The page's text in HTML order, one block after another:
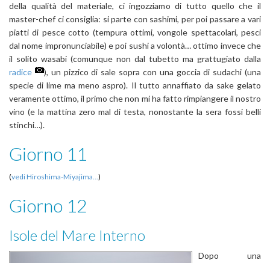
della qualità del materiale, ci ingozziamo di tutto quello che il
master-chef ci consiglia: si parte con sashimi, per poi passare a vari
piatti di pesce cotto (tempura ottimi, vongole spettacolari, pesci
dal nome impronunciabile) e poi sushi a volontà… ottimo invece che
il solito wasabi (comunque non dal tubetto ma grattugiato dalla
radice
), un pizzico di sale sopra con una goccia di sudachi (una
specie di lime ma meno aspro). Il tutto annaffiato da sake gelato
veramente ottimo, il primo che non mi ha fatto rimpiangere il nostro
vino (e la mattina zero mal di testa, nonostante la sera fossi belli
stinchi…).
Giorno 11
(vedi Hiroshima-Miyajima...)
Giorno 12
Isole del Mare Interno
Dopo una